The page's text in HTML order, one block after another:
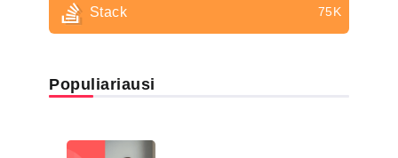
Stack 75K
Populiariausi